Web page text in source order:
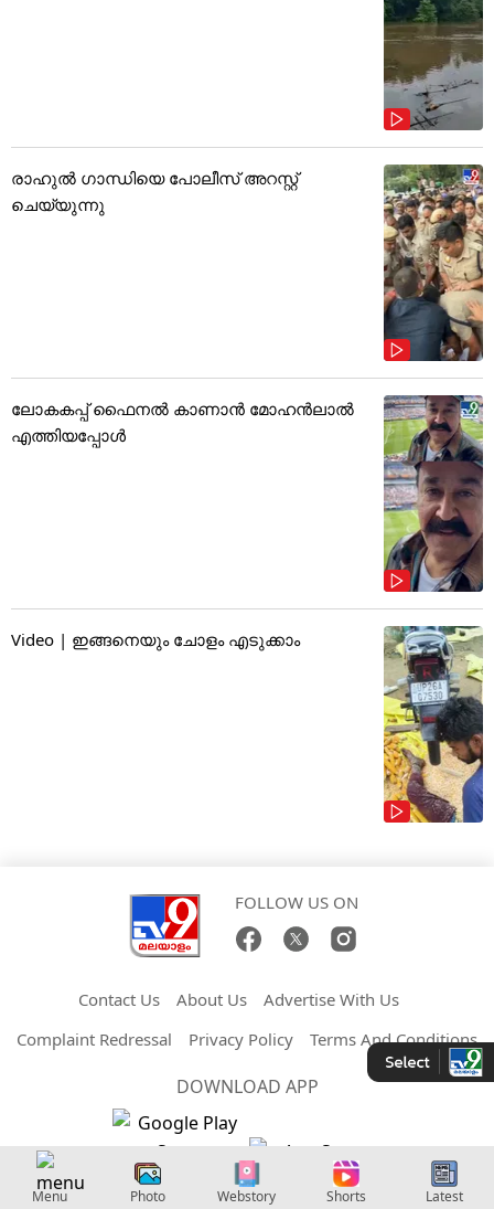
രാഹുൽ ഗാന്ധിയെ പോലീസ് അറസ്റ്റ്
ചെയ്യുന്നു
ലോകകപ്പ് ഫൈനൽ കാണാൻ മോഹൻലാൽ
എത്തിയപ്പോൾ
Video | ഇങ്ങനെയും ചോളം എടുക്കാം
FOLLOW US ON
Contact Us About Us
Advertise With Us
Complaint Redressal
Privacy Policy Terms And Conditions
DOWNLOAD APP
Copyright © 2026 Malayalam TV9. All Rights Reserved.
Menu
Photo Webstory Shorts Latest